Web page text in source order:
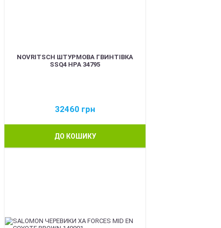
NOVRITSCH ШТУРМОВА ГВИНТІВКА
SSQ4 HPA 34795
32460 грн
ДО КОШИКУ